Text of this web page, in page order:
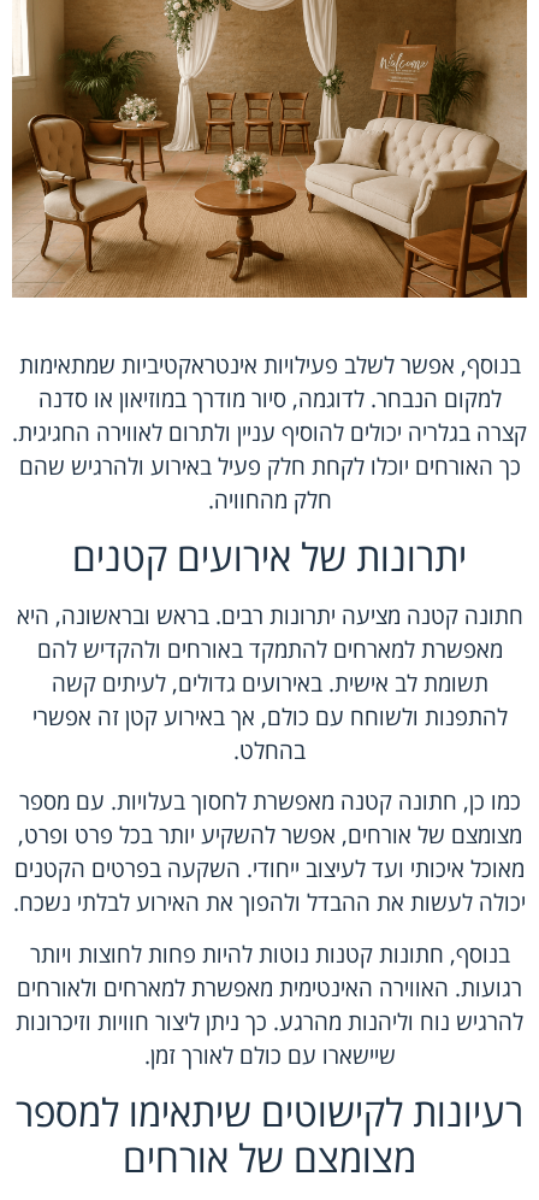
בנוסף, אפשר לשלב פעילויות אינטראקטיביות שמתאימות
למקום הנבחר. לדוגמה, סיור מודרך במוזיאון או סדנה
קצרה בגלריה יכולים להוסיף עניין ולתרום לאווירה החגיגית.
כך האורחים יוכלו לקחת חלק פעיל באירוע ולהרגיש שהם
חלק מהחוויה.
יתרונות של אירועים קטנים
חתונה קטנה מציעה יתרונות רבים. בראש ובראשונה, היא
מאפשרת למארחים להתמקד באורחים ולהקדיש להם
תשומת לב אישית. באירועים גדולים, לעיתים קשה
להתפנות ולשוחח עם כולם, אך באירוע קטן זה אפשרי
בהחלט.
כמו כן, חתונה קטנה מאפשרת לחסוך בעלויות. עם מספר
מצומצם של אורחים, אפשר להשקיע יותר בכל פרט ופרט,
מאוכל איכותי ועד לעיצוב ייחודי. השקעה בפרטים הקטנים
יכולה לעשות את ההבדל ולהפוך את האירוע לבלתי נשכח.
בנוסף, חתונות קטנות נוטות להיות פחות לחוצות ויותר
רגועות. האווירה האינטימית מאפשרת למארחים ולאורחים
להרגיש נוח וליהנות מהרגע. כך ניתן ליצור חוויות וזיכרונות
שיישארו עם כולם לאורך זמן.
רעיונות לקישוטים שיתאימו למספר
מצומצם של אורחים